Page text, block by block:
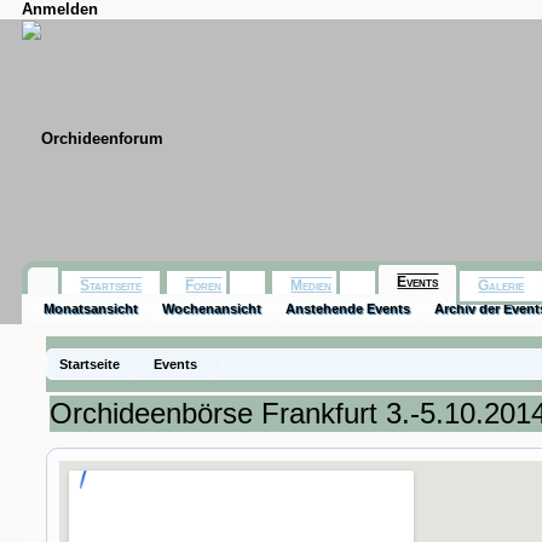
Anmelden
Startseite Events
Orchideenbörse Frankfurt 3.-
Startseite Foren Medien Events
Monatsansicht Wochenansicht Anstehende Events Archiv der
Galerie